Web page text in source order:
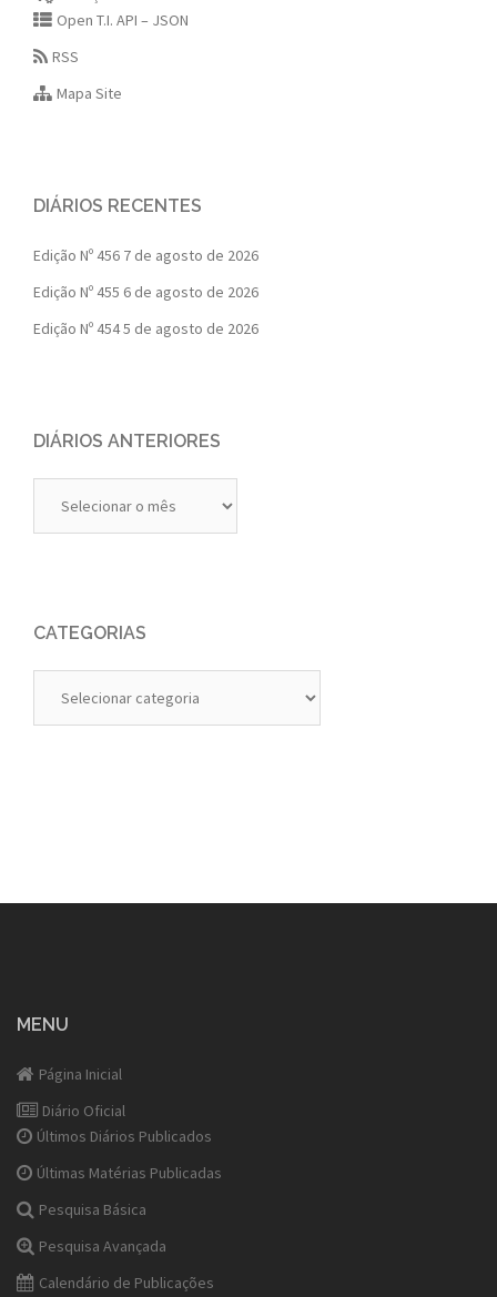
Open T.I. API – JSON
RSS
Mapa Site
DIÁRIOS RECENTES
Edição Nº 456 7 de agosto de 2026
Edição Nº 455 6 de agosto de 2026
Edição Nº 4545 de agosto de 2026
DIÁRIOS ANTERIORES
Anteriores
CATEGORIAS
MENU
Página Inicial
Diário Oficial
Últimos Diários Publicados
Últimas Matérias Publicadas
Pesquisa Básica
Pesquisa Avançada
Calendário de Publicações